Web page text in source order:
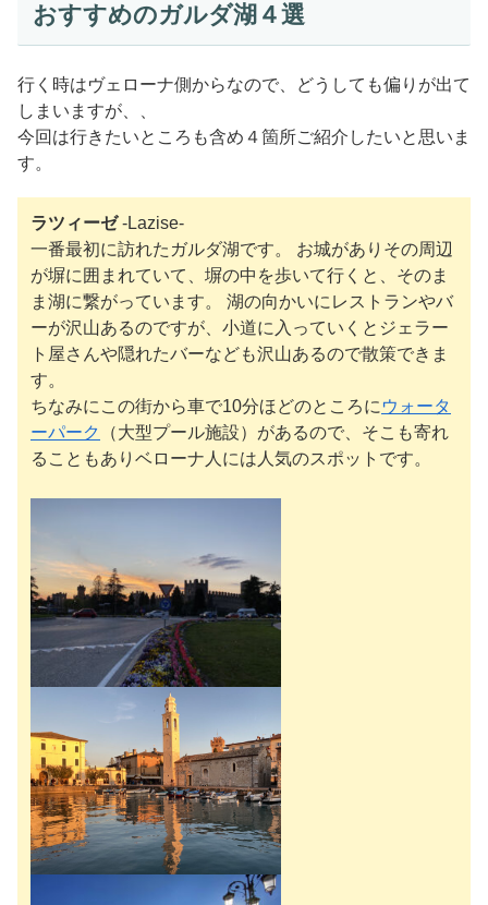
おすすめのガルダ湖４選
行く時はヴェローナ側からなので、どうしても偏りが出て
しまいますが、、
今回は行きたいところも含め４箇所ご紹介したいと思いま
す。
ラツィーゼ-Lazise-
一番最初に訪れたガルダ湖です。 お城がありその周辺
が塀に囲まれていて、塀の中を歩いて行くと、そのま
ま湖に繋がっています。 湖の向かいにレストランやバ
ーが沢山あるのですが、小道に入っていくとジェラー
ト屋さんや隠れたバーなども沢山あるので散策できま
す。
ちなみにこの街から車で10分ほどのところに ウォータ
ーパーク
（大型プール施設）があるので、そこも寄れ
ることもありベローナ人には人気のスポットです。